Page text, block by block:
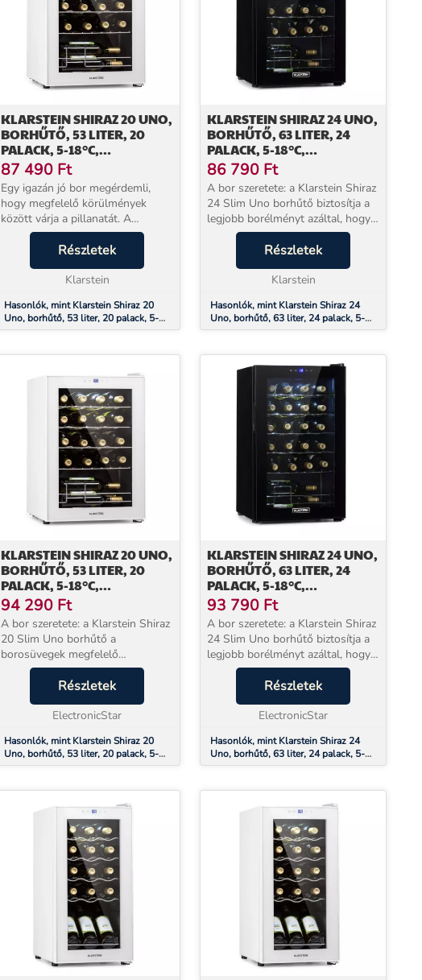
KLARSTEIN SHIRAZ 20 UNO,
BORHŰTŐ, 53 LITER, 20
PALACK, 5-18°C,
ÉRINTŐKÉPERNYŐS
VEZÉRLŐPANEL
87 490 Ft
Egy igazán jó bor megérdemli,
hogy megfelelő körülmények
között várja a pillanatát. A
Klarstein Shiraz 20 Uno pontosan
erre készült: 20 palack számára
biztosít tökéletes tárolási
feltételeket, 53 lite...
Részletek
Klarstein
Hasonlók, mint Klarstein Shiraz 20
Uno, borhűtő, 53 liter, 20 palack, 5-
18°C, érintőképernyős vezérlőpanel
KLARSTEIN SHIRAZ 24 UNO,
BORHŰTŐ, 63 LITER, 24
PALACK, 5-18°C,
ÉRINTŐKÉPERNYŐS
VEZÉRLŐPANEL
86 790 Ft
A bor szeretete: a Klarstein Shiraz
24 Slim Uno borhűtő biztosítja a
legjobb borélményt azáltal, hogy a
megfelelő ivási hőmérsékletű
palack bort biztosítja. Ugyanakkor
karcsú kialakításával kitűnik, é...
Részletek
Klarstein
Hasonlók, mint Klarstein Shiraz 24
Uno, borhűtő, 63 liter, 24 palack, 5-
18°C, érintőképernyős vezérlőpanel
KLARSTEIN SHIRAZ 20 UNO,
BORHŰTŐ, 53 LITER, 20
PALACK, 5-18°C,
ÉRINTŐKÉPERNYŐS
VEZÉRLŐPANEL
94 290 Ft
A bor szeretete: a Klarstein Shiraz
20 Slim Uno borhűtő a
borosüvegek megfelelő
hőmérsékleten tartásával
biztosítja a kellemes
borfogyasztást. Ugyanakkor
karcsú kialakításával kitűnik, és
Részletek
ElectronicStar
Hasonlók, mint Klarstein Shiraz 20
Uno, borhűtő, 53 liter, 20 palack, 5-
18°C, érintőképernyős vezérlőpanel
KLARSTEIN SHIRAZ 24 UNO,
BORHŰTŐ, 63 LITER, 24
PALACK, 5-18°C,
ÉRINTŐKÉPERNYŐS
VEZÉRLŐPANEL
93 790 Ft
A bor szeretete: a Klarstein Shiraz
24 Slim Uno borhűtő biztosítja a
legjobb borélményt azáltal, hogy a
megfelelő ivási hőmérsékletű
palack bort biztosítja. Ugyanakkor
karcsú kialakításával kitűnik, é...
Részletek
ElectronicStar
Hasonlók, mint Klarstein Shiraz 24
Uno, borhűtő, 63 liter, 24 palack, 5-
18°C, érintőképernyős vezérlőpanel